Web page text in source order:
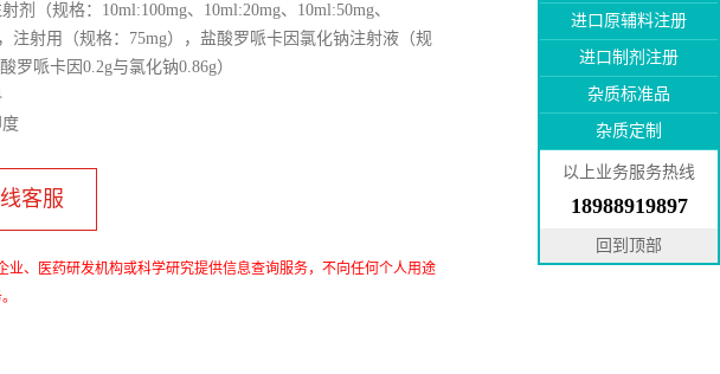
剂（规格：10ml:100mg、10ml:20mg、10ml:50mg、
注射用（规格：75mg），盐酸罗哌卡因氯化钠注射液（规
罗哌卡因0.2g与氯化钠0.86g）
客服
业、医药研发机构或科学研究提供信息查询服务，不向任何个人用途
进口原辅料注册
进口制剂注册
杂质标准品
杂质定制
以上业务服务热线
18988919897
回到顶部